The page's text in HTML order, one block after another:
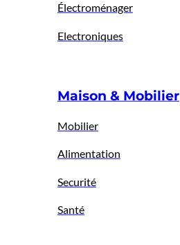
Électroménager
Electroniques
Maison & Mobilier
Mobilier
Alimentation
Securité
Santé